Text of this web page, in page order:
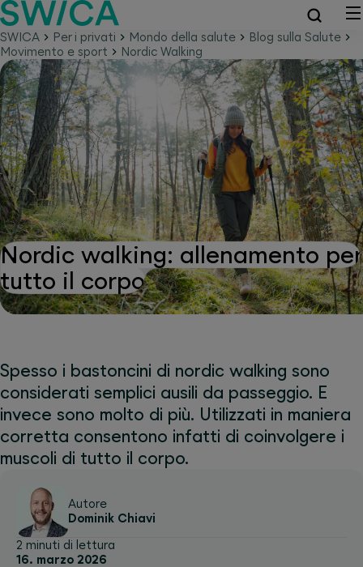
SWICA Per i privati Mondo della salute
Blog sulla Salute
Movimento e sport
Nordic Walking
Nordic walking: allenamento per
tutto il corpo
Spesso i bastoncini di nordic walking sono
considerati semplici ausili da passeggio. E
invece sono molto di più. Utilizzati in maniera
corretta consentono infatti di coinvolgere i
muscoli di tutto il corpo.
Autore
Dominik Chiavi
2 minuti di lettura
16. marzo 2026